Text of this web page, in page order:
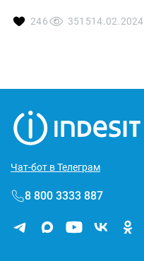
246 351514.02.2024
Чат-бот в Телеграм
8 800 3333 887